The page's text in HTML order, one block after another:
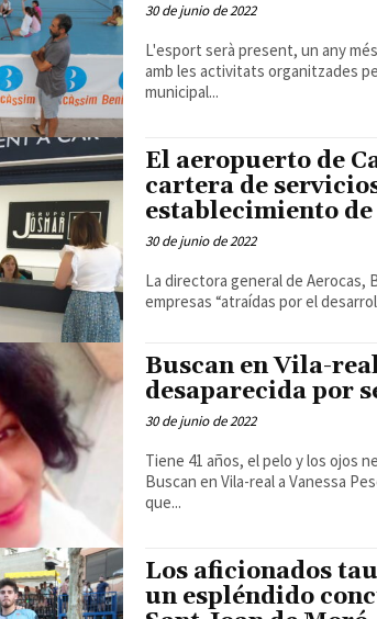
30 de junio de 2022
L'esport serà present, un any
amb les activitats organitzades per l'àrea
municipal...
El aeropuerto de
cartera de
establecimiento
30 de junio de 2022
La directora general de Aerocas,
empresas “atraídas por el
Buscan en Vila-
desaparecida por
30 de junio de 2022
Tiene 41 años, el pelo y los ojos
Buscan en Vila-real a Vanessa
que...
Los aficionados
un espléndido